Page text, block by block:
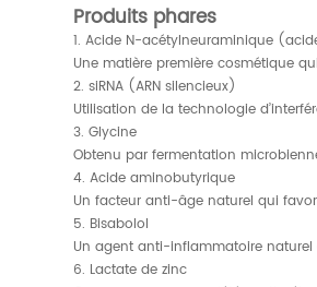
Produits phares
1. Acide N-acétylneuraminique
Une matière première cosmétique
2. siRNA (ARN silencieux)
Utilisation de la technologie
3. Glycine
Obtenu par fermentation
4. Acide aminobutyrique
Un facteur anti-âge naturel qui
5. Bisabolol
Un agent anti-inflammatoire
6. Lactate de zinc